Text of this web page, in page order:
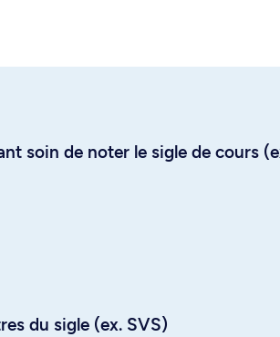
soin de noter le sigle de cours
du sigle (ex. SVS)